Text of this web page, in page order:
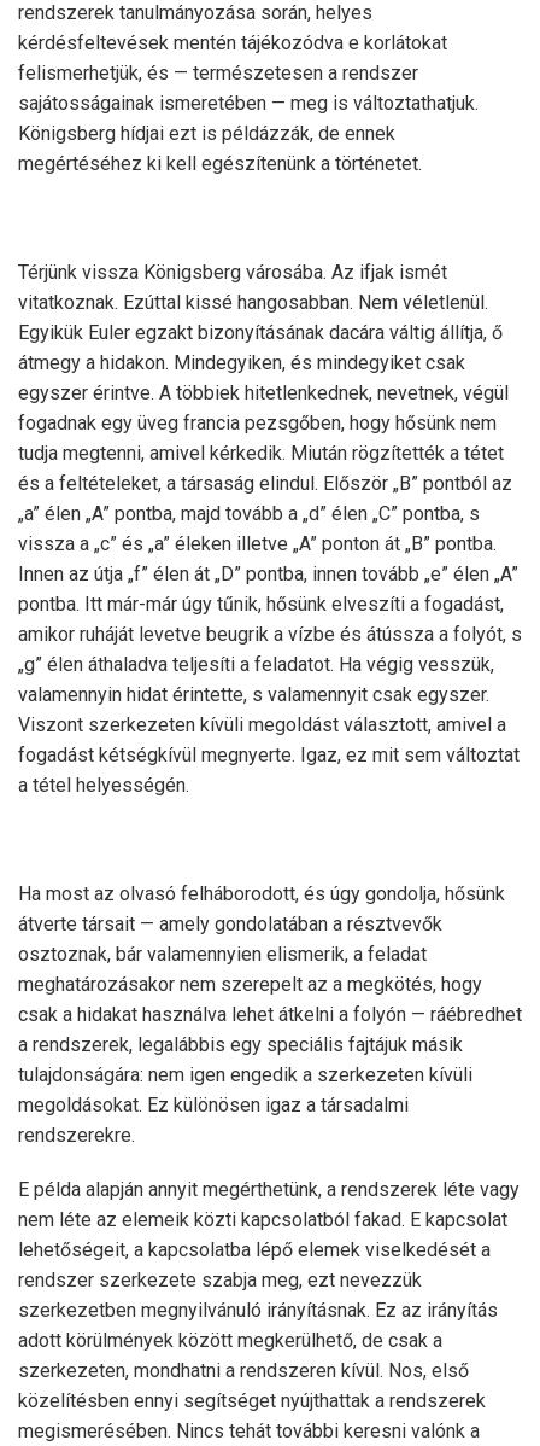
rendszerek tanulmányozása során, helyes
kérdésfeltevések mentén tájékozódva e korlátokat
felismerhetjük, és — természetesen a rendszer
sajátosságainak ismeretében — meg is változtathatjuk.
Königsberg hídjai ezt is példázzák, de ennek
megértéséhez ki kell egészítenünk a történetet.
Térjünk vissza Königsberg városába. Az ifjak ismét
vitatkoznak. Ezúttal kissé hangosabban. Nem véletlenül.
Egyikük Euler egzakt bizonyításának dacára váltig állítja, ő
átmegy a hidakon. Mindegyiken, és mindegyiket csak
egyszer érintve. A többiek hitetlenkednek, nevetnek, végül
fogadnak egy üveg francia pezsgőben, hogy hősünk nem
tudja megtenni, amivel kérkedik. Miután rögzítették a tétet
és a feltételeket, a társaság elindul. Először „B” pontból az
„a” élen „A” pontba, majd tovább a „d” élen „C” pontba, s
vissza a „c” és „a” éleken illetve „A” ponton át „B” pontba.
Innen az útja „f” élen át „D” pontba, innen tovább „e” élen „A”
pontba. Itt már-már úgy tűnik, hősünk elveszíti a fogadást,
amikor ruháját levetve beugrik a vízbe és átússza a folyót, s
„g” élen áthaladva teljesíti a feladatot. Ha végig vesszük,
valamennyin hidat érintette, s valamennyit csak egyszer.
Viszont szerkezeten kívüli megoldást választott, amivel a
fogadást kétségkívül megnyerte. Igaz, ez mit sem változtat
a tétel helyességén.
Ha most az olvasó felháborodott, és úgy gondolja, hősünk
átverte társait — amely gondolatában a résztvevők
osztoznak, bár valamennyien elismerik, a feladat
meghatározásakor nem szerepelt az a megkötés, hogy
csak a hidakat használva lehet átkelni a folyón — ráébredhet
a rendszerek, legalábbis egy speciális fajtájuk másik
tulajdonságára: nem igen engedik a szerkezeten kívüli
megoldásokat. Ez különösen igaz a társadalmi
rendszerekre.
E példa alapján annyit megérthetünk, a rendszerek léte vagy
nem léte az elemeik közti kapcsolatból fakad. E kapcsolat
lehetőségeit, a kapcsolatba lépő elemek viselkedését a
rendszer szerkezete szabja meg, ezt nevezzük
szerkezetben megnyilvánuló irányításnak. Ez az irányítás
adott körülmények között megkerülhető, de csak a
szerkezeten, mondhatni a rendszeren kívül. Nos, első
közelítésben ennyi segítséget nyújthattak a rendszerek
megismerésében. Nincs tehát további keresni valónk a